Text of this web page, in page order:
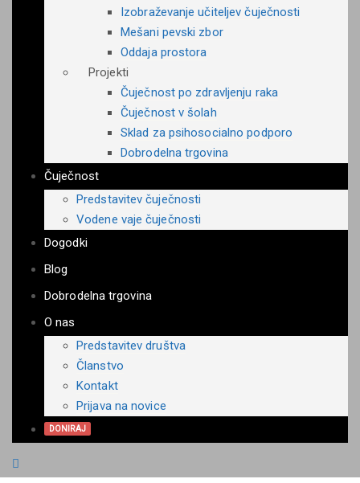
Izobraževanje učiteljev čuječnosti
Mešani pevski zbor
Oddaja prostora
Projekti
Čuječnost po zdravljenju raka
Čuječnost v šolah
Sklad za psihosocialno podporo
Dobrodelna trgovina
Čuječnost
Predstavitev čuječnosti
Vodene vaje čuječnosti
Dogodki
Blog
Dobrodelna trgovina
O nas
Predstavitev društva
Članstvo
Kontakt
Prijava na novice
DONIRAJ